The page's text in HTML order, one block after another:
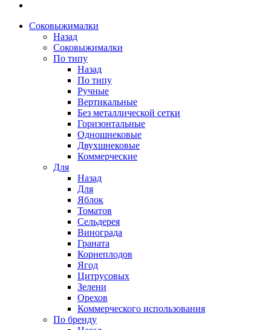
Соковыжималки
Назад
Соковыжималки
По типу
Назад
По типу
Ручные
Вертикальные
Без металлической сетки
Горизонтальные
Одношнековые
Двухшнековые
Коммерческие
Для
Назад
Для
Яблок
Томатов
Cельдерея
Винограда
Граната
Корнеплодов
Ягод
Цитрусовых
Зелени
Орехов
Коммерческого использования
По бренду